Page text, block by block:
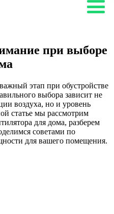
при выборе
этап при обустройстве
выбора зависит не
воздуха, но и уровень
статье мы рассмотрим
для дома, разберем
советами по
для вашего помещения.